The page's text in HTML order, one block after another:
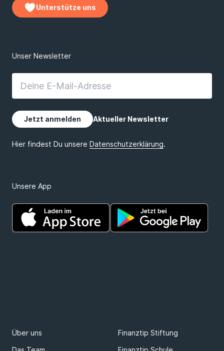
Unterstütze uns
Unsere App
Über uns
Finanztip Stiftung